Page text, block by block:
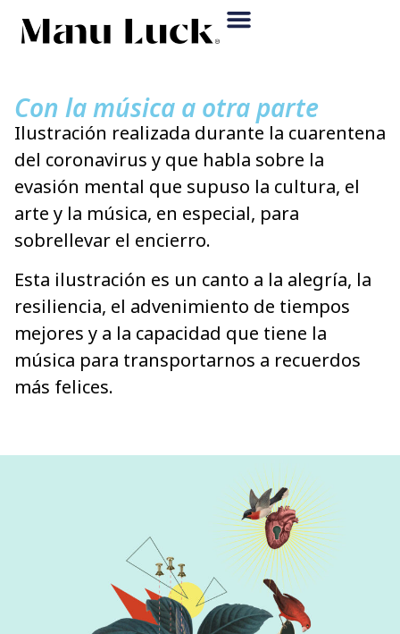
Con la música a otra parte
Ilustración realizada durante la cuarentena
del coronavirus y que habla sobre la
evasión mental que supuso la cultura, el
arte y la música, en especial, para
sobrellevar el encierro.
Esta ilustración es un canto a la alegría, la
resiliencia, el advenimiento de tiempos
mejores y a la capacidad que tiene la
música para transportarnos a recuerdos
más felices.